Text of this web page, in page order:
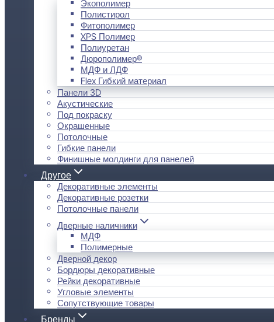
Экополимер
Полистирол
Фитополимер
XPS Полимер
Полиуретан
Дюрополимер®
МДФ и ЛДФ
Flex Гибкий материал
Панели 3D
Акустические
Под покраску
Окрашенные
Потолочные
Гибкие панели
Финишные молдинги для панелей
Другое
Декоративные элементы
Декоративные розетки
Потолочные панели
Дверные наличники
МДФ
Полимерные
Дверной декор
Бордюры декоративные
Рейки декоративные
Угловые элементы
Сопутствующие товары
Бренды